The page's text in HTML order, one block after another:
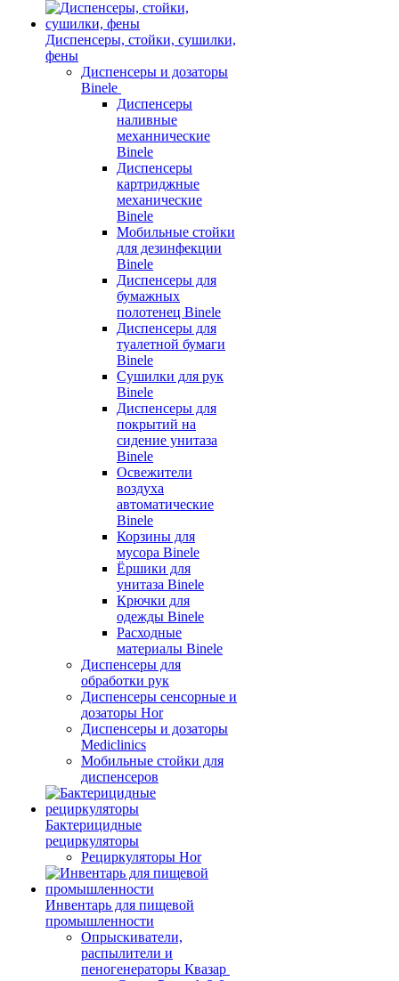
Диспенсеры, стойки, сушилки,
фены
Диспенсеры и дозаторы
Binele
Диспенсеры
наливные
механнические
Binele
Диспенсеры
картриджные
механические
Binele
Мобильные стойки
для дезинфекции
Binele
Диспенсеры для
бумажных
полотенец Binele
Диспенсеры для
туалетной бумаги
Binele
Сушилки для рук
Binele
Диспенсеры для
покрытий на
сидение унитаза
Binele
Освежители
воздуха
автоматические
Binele
Корзины для
мусора Binele
Ёршики для
унитаза Binele
Крючки для
одежды Binele
Расходные
материалы Binele
Диспенсеры для
обработки рук
Диспенсеры сенсорные и
дозаторы Hor
Диспенсеры и дозаторы
Mediclinics
Мобильные стойки для
диспенсеров
Бактерицидные
рециркуляторы
Рециркуляторы Hor
Инвентарь для пищевой
промышленности
Опрыскиватели,
распылители и
пеногенераторы Квазар